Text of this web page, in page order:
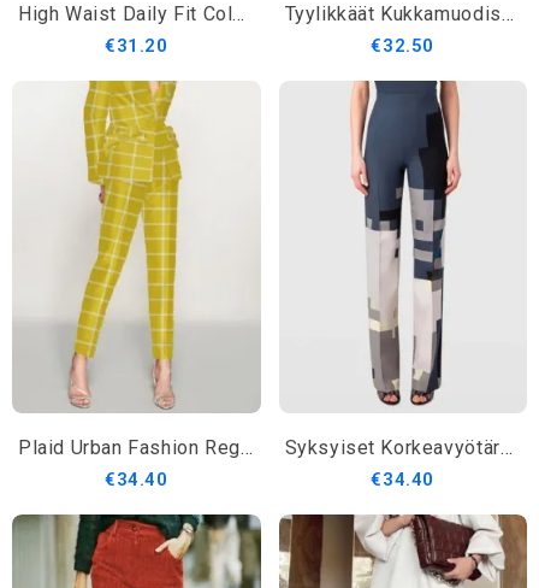
High Waist Daily Fit Colorblock Muotihousut
€31.20
Tyylikkäät Kukkamuodiset Ohuet Kapenevat Päivittäiset Housut
€32.50
Plaid Urban Fashion Regular Fit Pants
€34.40
Syksyiset Korkeavyötäröiset H-Linjan Työmatkahousut Geometriset Kaupunkimuotihousut
€34.40